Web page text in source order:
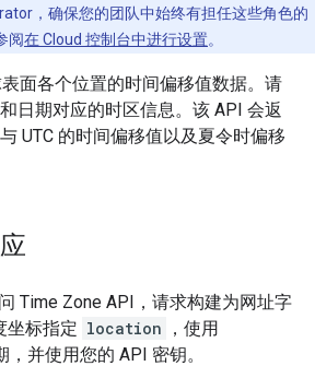
，确保您的团队中始终有担任这些角色的
阅在 Cloud 控制台中进行设置。
面各个位置的时间偏移值数据。请
日期对应的时区信息。该 API 会返
UTC 的时间偏移值以及夏令时偏移
Time Zone API，请求构建为网址字
坐标指定 location
，使用
，并使用您的 API 密钥。